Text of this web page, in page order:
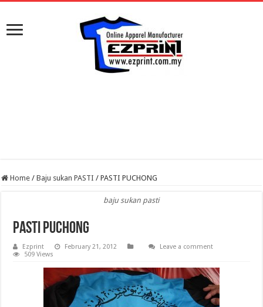
Home / Baju sukan PASTI / PASTI PUCHONG
baju sukan pasti
PASTI PUCHONG
Ezprint February 21, 2012
Leave a comment
509 Views